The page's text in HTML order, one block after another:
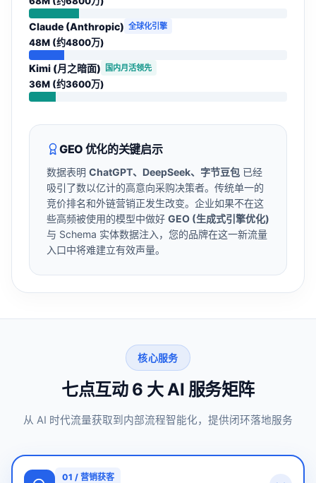
Claude (Anthropic) 全球化引擎
48M (约4800万)
Kimi (月之暗面) 国内月活领先
36M (约3600万)
GEO 优化的关键启示
数据表明 ChatGPT、DeepSeek、字节豆包 已经
吸引了数以亿计的高意向采购决策者。传统单一的
竞价排名和外链营销正发生改变。企业如果不在这
些高频被使用的模型中做好 GEO (生成式引擎优化)
与 Schema 实体数据注入，您的品牌在这一新流量
入口中将难建立有效声量。
核心服务
七点互动 6 大 AI 服务矩阵
从 AI 时代流量获取到内部流程智能化，提供闭环落地服务
01 / 营销获客